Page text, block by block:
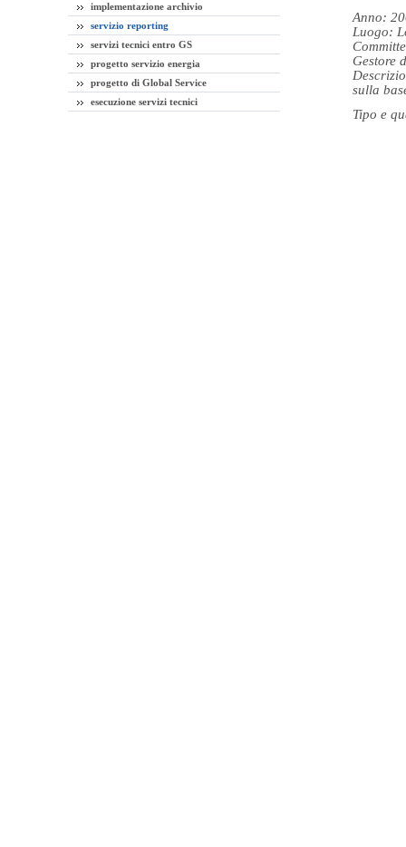
implementazione archivio
servizio reporting
servizi tecnici entro GS
progetto servizio energia
progetto di Global Service
esecuzione servizi tecnici
Anno:
Luogo:
Gestore
sulla
Tipo e